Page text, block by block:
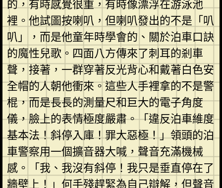
的，有時感覺很重，有時像漂浮在游泳池
裡。他試圖按喇叭，但喇叭發出的不是「叭
叭」，而是他童年時學會的、關於泊車口訣
的魔性兒歌。四面八方傳來了刺耳的剎車
聲，接著，一群穿著反光背心和戴著白色安
全帽的人朝他衝來。這些人手裡拿的不是警
棍，而是長長的測量尺和巨大的電子角度
儀，臉上的表情極度嚴肅。「違反泊車維度
基本法！斜停入庫！罪大惡極！」領頭的泊
車警察用一個擴音器大喊，聲音充滿機械
感。「我、我沒有斜停！我只是垂直停在了
牆壁上！」何手殘趕緊為自己辯解，但聲音